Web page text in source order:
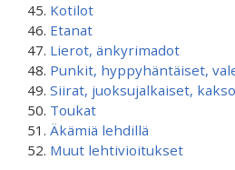
Kotilot
Etanat
Lierot, änkyrimadot
Punkit, hyppyhäntäiset,
Siirat, juoksujalkaiset,
Toukat
Äkämiä lehdillä
Muut lehtivioitukset